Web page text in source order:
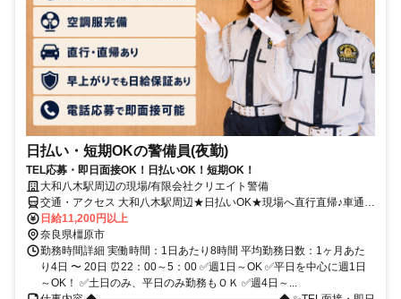
日払い・短期OKの警備員(夜勤)
TEL応募・即日面接OK！日払いOK！短期OK！
大和八木駅周辺の現場/有限会社クリエイト警備
交通・アクセス 大和八木駅周辺★日払いOK★現場へ直行直帰♪車通勤
OK★交通費規定支給★周辺地域に現場多数！
日給11,200円以上
奈良県橿原市
勤務時間詳細 実働時間：1日あたり8時間 平均勤務日数：1ヶ月あた
り4日 〜 20日 ⏰22：00～5：00 ✅週1日～OK ✅平日を中心に週1日
～OK！ ✅土日のみ、平日のみ勤務もＯＫ ✅週4日～...